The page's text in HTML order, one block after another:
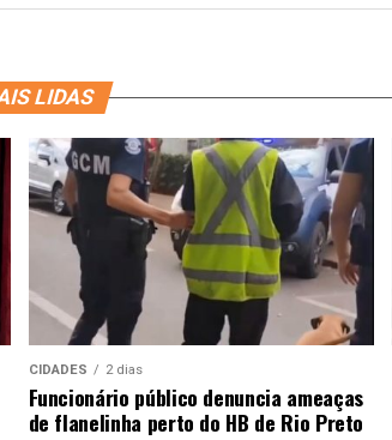
LIDAS
CIDADES 2 dias
Funcionário público denuncia ameaças
de flanelinha perto do HB de Rio Preto